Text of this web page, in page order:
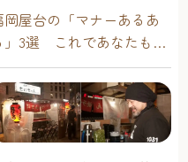
岡屋台の「マナーあるあ
」3選 これであなたも屋
通！